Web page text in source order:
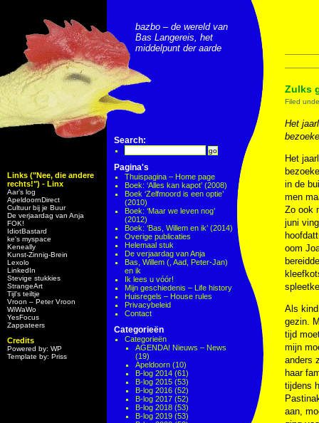
Links ("Nee, die andere
rechts!") - Linx
Aar’s log
ApeldoornDirect
Cultuur bij je Buur
De verjaardag van Anja
FOK!
IdiotBastard
ke's myspace
Keneally
Kunst-Zinnig-Brein
Lexolo
LinkedIn
Stevige stukkies
StrangeArt
Tijl’s teiltje
Vroon – Peter Vroon
WiWaWo
YesFocus
Zappateers
Credits
Powered by: WP
Template by: Priss
bazbo – de wereld van
Bas Langereis, het
middelpunt der aarde
Search:
Pagina's
Thuispagina – Home page
Boek: ‘Alles kan kapot’ (2008)
Boek ‘Zelfmoord is een optie’
(2010)
Boek: ‘Maar we leven nog’
(2012)
Boek: ‘Bas, Willem en ik’ (2014)
Overige publicaties
Helemaal stuk
De verjaardag van Anja
Bas, Willem (, Aad, Peter-Jan)
en ik
Ik lees u vóór!
Mijn geschiedenis – Life history
Huisregels – House rules
Privacybeleid
Contact
Categorieën
Categorieën
AGENDA! Nieuws – News
(19)
Apeldoorn (10)
B-log 2014 (61)
B-log 2015 (53)
B-log 2016 (52)
B-log 2017 (52)
B-log 2018 (53)
B-log 2019 (53)
Zulks
Filed
Het
Het
in de
men
Zo ook
juni
oom
Als
gezin.
tijd
mijn
anders
haar
tijdens
aan,